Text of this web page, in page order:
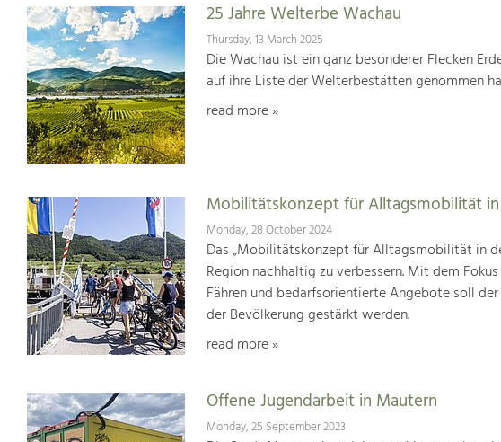
25 Jahre Welterbe Wachau
Thursday, 13 March 2025
Die Wachau ist ein ganz besonderer Flecken
auf ihre Liste der Welterbestätten genommen
read more »
Mobilitätskonzept für Alltagsmobilität
Monday, 28 October 2024
Das „Mobilitätskonzept für Alltagsmobilität in
Region nachhaltig zu verbessern. Mit dem
Fähren und bedarfsorientierte Angebote soll
der Bevölkerung gestärkt werden.
read more »
Offene Jugendarbeit in Mautern
Monday, 25 September 2023